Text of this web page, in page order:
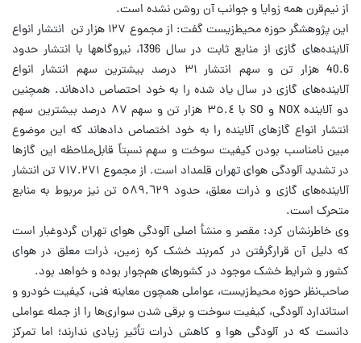
از نیم‌قرن همه زوایا و جوانب آن روشن نشده است.
این پژوهشگر حوزه محیط‌زیست گفت: از مجموع ۱۲۷ هزار تن انتشار انواع
آلاینده‌های گازی از منابع ثابت در سال 1396، نیروگاهها با انتشار حدود
40.6 هزار تن و سهم انتشار ۳۱ درصد بیشترین سهم انتشار انواع
آلاینده‌های گازی در سال یاد شده را به خود احتصاص دادهاند. همچنین
دو آلاینده NOX و SO با ٣٥.٤ هزار تن و سهم ۸۷ درصد بیشترین سهم
انتشار انواع گازهای آلاینده را به خود اختصاص دادهاند که این موضوع
مبین نامناسب ‌بودن کیفیت سوخت و سهم نسبتاً قابل‌ملاحظه این گازها
در تشدید آلودگی هوای تهران قلمداد است. از مجموع ۷۱۷.۲۷۱ تن انتشار
آلاینده‌های گازی و ذرات معلق، حدود ٥٨٩.٦٢٩ تن نیز مربوط به منابع
متحرک است.
وی خاطرنشان کرد: مقصر و منشأ اصلی آلودگی هوای تهران گردوغبار است
که دلیل آن قرارگرفتن در کمربند خشک کره زمین، ذرات معلق در هوای
کشور و شرایط خشک موجود در کشورهای هم‌جوار بوده و خواهد بود.
صاحب‌نظر حوزه محیط‌زیست، عواملی همچون معاینه فنی، کیفیت خودرو و
استاندارد آلودگی، کیفیت سوخت و برقی شدن سواری‌ها را از جمله عواملی
دانست که در آلودگی هوا و کاهش ذرات تأثیر زیادی ندارند؛ اما تمرکز